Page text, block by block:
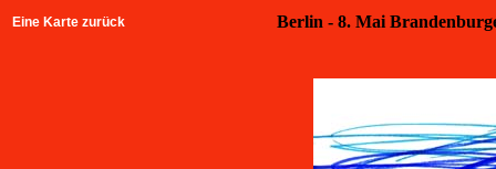
Eine Karte zurück Berlin - 8. Mai